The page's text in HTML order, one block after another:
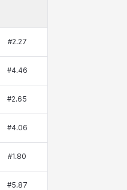
#2.27
#4.46
#2.65
#4.06
#1.80
#5.87